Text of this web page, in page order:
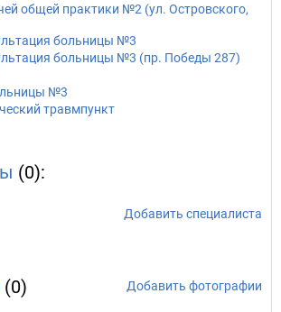
общей практики №2 (ул. Островского,
больницы №3
больницы №3 (пр. Победы 287)
№3
травмпункт
(0):
Добавить специалиста
(0) Добавить фотографии